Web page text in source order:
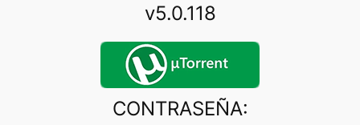
v5.0.118
CONTRASEÑA: